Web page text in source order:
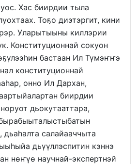
Хас биирдии тыла
Тоҕо диэтэргит, кини
Уларытыыны киллэрии
Конституционнай сокуон
бастаан Ил Түмэҥҥэ
конституционнай
онно Ил Дархан,
биирдии
дьокутааттара,
дьаһалта салайааччыта
дьүүллэспитин кэннэ
нөҥүө научнай-экспертнэй